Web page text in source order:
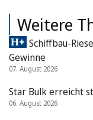
Weitere
Schiffbau-
Gewinne
07. August 2026
Star Bulk erreicht
06. August 2026